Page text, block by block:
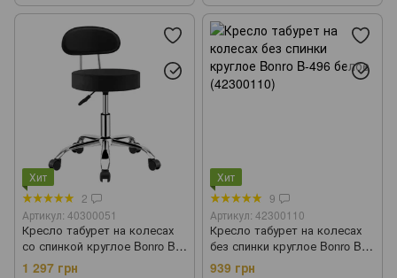
Хит
2
Артикул: 40300051
Кресло табурет на колесах
со спинкой круглое Bonro B-
491 черное (40300051)
1 297 грн
Хит
9
Артикул: 42300110
Кресло табурет на колесах
без спинки круглое Bonro B-
496 белое (42300110)
939 грн